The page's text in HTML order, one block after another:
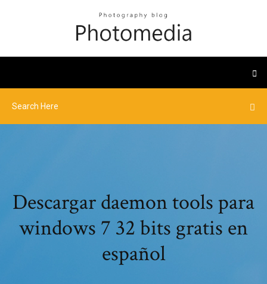
Descargar daemon tools para
windows 7 32 bits gratis en
español